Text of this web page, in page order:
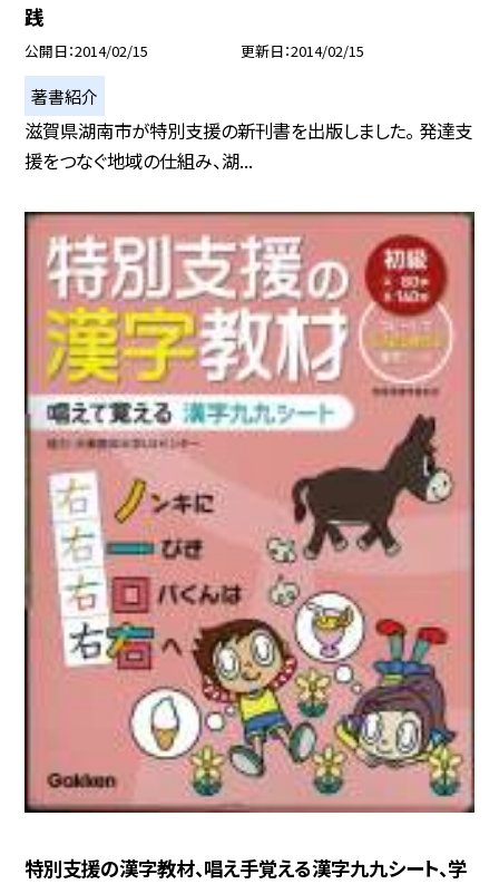
践
公開日 2014/02/15 更新日 2014/02/15
著書紹介
滋賀県湖南市が特別支援の新刊書を出版しました。 発達支
援をつなぐ地域の仕組み、湖...
特別支援の漢字教材、唱え手覚える漢字九九シート、学